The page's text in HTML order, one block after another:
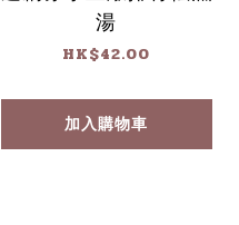
湯
HK$42.00
加入購物車